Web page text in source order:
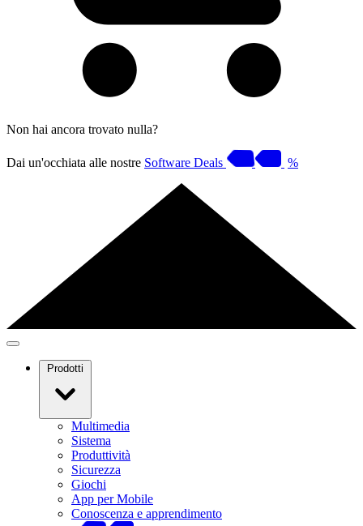
Non hai ancora trovato nulla?
Dai un'occhiata alle nostre Software Deals %
Prodotti
Multimedia
Sistema
Produttività
Sicurezza
Giochi
App per Mobile
Conoscenza e apprendimento